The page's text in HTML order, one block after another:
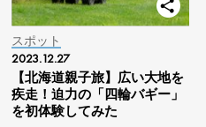
スポット
2023.12.27
【北海道親子旅】広い大地を
疾走！迫力の「四輪バギー」
を初体験してみた